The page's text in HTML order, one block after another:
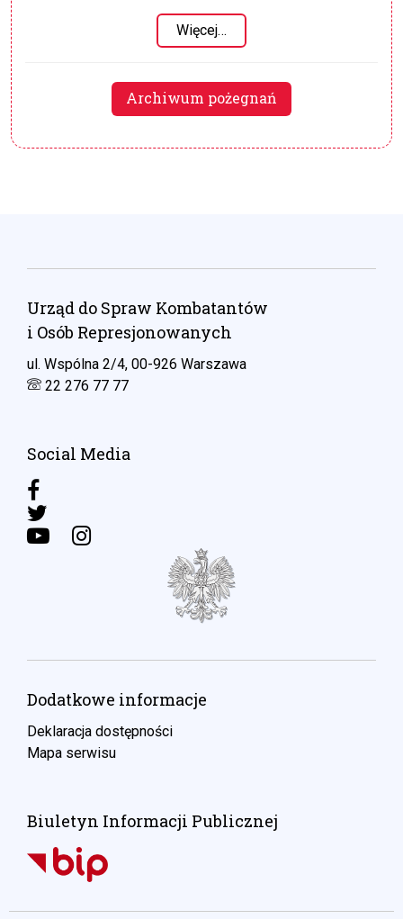
Więcej…
Archiwum pożegnań
Urząd do Spraw Kombatantów
i Osób Represjonowanych
ul. Wspólna 2/4, 00-926 Warszawa
22 276 77 77
Social Media
Dodatkowe informacje
Deklaracja dostępności
Mapa serwisu
Biuletyn Informacji Publicznej